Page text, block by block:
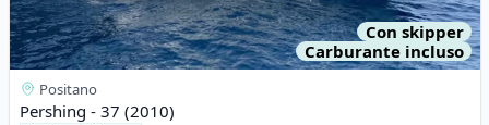
Con skipper
Carburante incluso
Positano
Pershing - 37 (2010)